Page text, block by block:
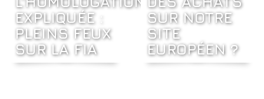
EXPLIQUÉE :
PLEINS FEUX
SUR LA FIA
SUR NOTRE
SITE
EUROPÉEN ?